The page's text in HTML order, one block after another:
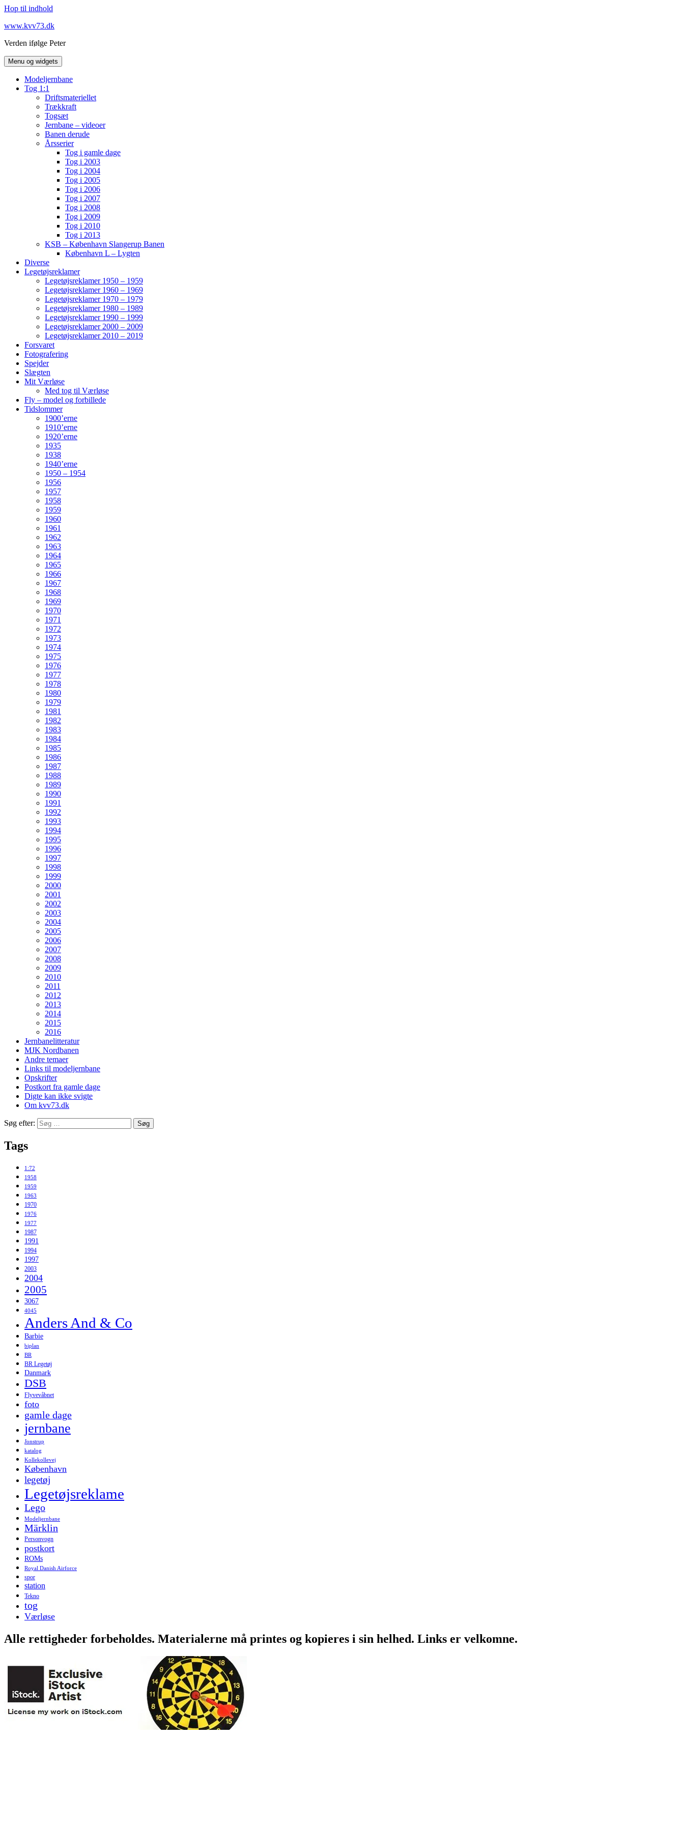
Hop til indhold
www.kvv73.dk
Verden ifølge Peter
Menu og widgets
Modeljernbane
Tog 1:1
Driftsmateriellet
Trækkraft
Togsæt
Jernbane – videoer
Banen derude
Årsserier
Tog i gamle dage
Tog i 2003
Tog i 2004
Tog i 2005
Tog i 2006
Tog i 2007
Tog i 2008
Tog i 2009
Tog i 2010
Tog i 2013
KSB – København Slangerup Banen
København L – Lygten
Diverse
Legetøjsreklamer
Legetøjsreklamer 1950 – 1959
Legetøjsreklamer 1960 – 1969
Legetøjsreklamer 1970 – 1979
Legetøjsreklamer 1980 – 1989
Legetøjsreklamer 1990 – 1999
Legetøjsreklamer 2000 – 2009
Legetøjsreklamer 2010 – 2019
Forsvaret
Fotografering
Spejder
Slægten
Mit Værløse
Med tog til Værløse
Fly – model og forbillede
Tidslommer
1900’erne
1910’erne
1920’erne
1935
1938
1940’erne
1950 – 1954
1956
1957
1958
1959
1960
1961
1962
1963
1964
1965
1966
1967
1968
1969
1970
1971
1972
1973
1974
1975
1976
1977
1978
1980
1979
1981
1982
1983
1984
1985
1986
1987
1988
1989
1990
1991
1992
1993
1994
1995
1996
1997
1998
1999
2000
2001
2002
2003
2004
2005
2006
2007
2008
2009
2010
2011
2012
2013
2014
2015
2016
Jernbanelitteratur
MJK Nordbanen
Andre temaer
Links til modeljernbane
Opskrifter
Postkort fra gamle dage
Digte kan ikke svigte
Om kvv73.dk
Søg efter:
Tags
1:72
1958
1959
1963
1970
1976
1977
1987
1991
1994
1997
2003
2004
2005
3067
4045
Anders And & Co
Barbie
biplan
BR
BR Legetøj
Danmark
DSB
Flyvevåbnet
foto
gamle dage
jernbane
Jonstrup
katalog
Kollekollevej
København
legetøj
Legetøjsreklame
Lego
Modeljernbane
Märklin
Personvogn
postkort
ROMs
Royal Danish Airforce
spor
station
Tekno
tog
Værløse
Alle rettigheder forbeholdes. Materialerne må printes og kopieres i sin helhed. Links er velkomne.